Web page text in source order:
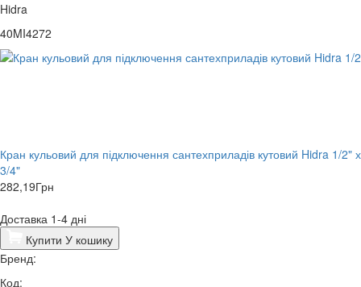
Hidra
40MI4272
Кран кульовий для підключення сантехприладів кутовий Hidra 1/2" х
3/4"
282,19Грн
Доставка 1-4 дні
Купити У кошику
Бренд:
Код: